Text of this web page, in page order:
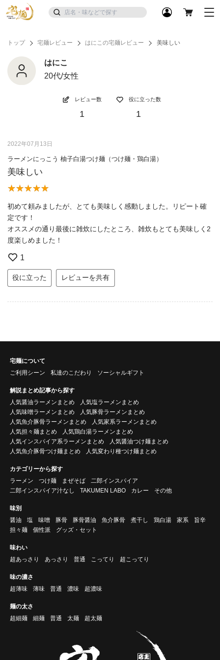
トップ 宅麺レビュー はにこの宅麺レビュー 美味しい
はにこ
20代/女性
レビュー数
1
役に立った数
1
2022年07月13日
ラーメンにっこう 柚子白湯つけ麺（つけ麺・鶏白湯）
美味しい
初めて頼みましたが、とても美味しく感動しました。リピート確
定です！
オススメの通り最後に雑炊にしたところ、雑炊もとても美味しく2
度楽しめました！
1
役に立った レビューを共有
宅麺について
ご利用シーン
私達のこだわり ソーシャルギフト
解説まとめ記事から探す
人気醤油ラーメンまとめ
人気塩ラーメンまとめ
人気味噌ラーメンまとめ
人気豚骨ラーメンまとめ
人気魚介豚骨ラーメンまとめ
人気家系ラーメンまとめ
人気担々麺まとめ
人気鶏白湯ラーメンまとめ
人気インスパイア系ラーメンまとめ
人気醤油つけ麺まとめ
人気魚介豚骨つけ麺まとめ
人気変わり種つけ麺まとめ
カテゴリーから探す
ラーメン
つけ麺 まぜそば
二郎インスパイア
二郎インスパイア汁なし
TAKUMEN LABO カレー その他
味別
醤油
塩 味噌 豚骨 豚骨醤油 魚介豚骨 煮干し 鶏白湯 家系
旨辛
担々麺
個性派 グッズ・セット
味わい
超あっさり
あっさり 普通 こってり 超こってり
味の濃さ
超薄味
薄味 普通 濃味 超濃味
麺の太さ
超細麺
細麺 普通 太麺 超太麺